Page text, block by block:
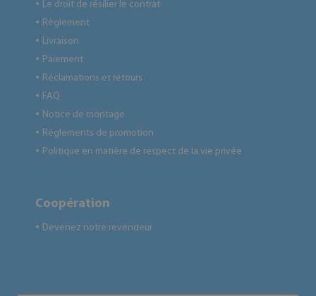
● Le droit de résilier le contrat
● Règlement
● Livraison
● Paiement
● Réclamations et retours
● FAQ
● Notice de montage
● Règlements de promotion
● Politique en matière de respect de la vie privée
Coopération
● Devenez notre revendeur